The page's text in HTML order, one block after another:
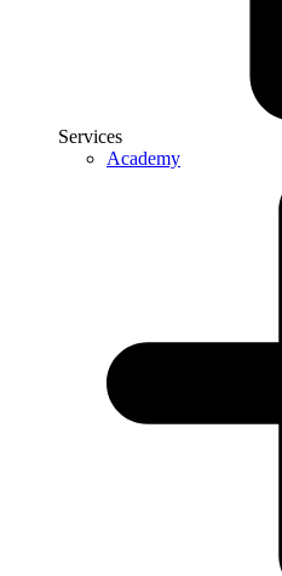
Services
Academy